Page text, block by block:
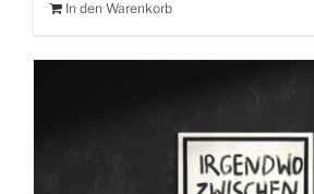
In den Warenkorb